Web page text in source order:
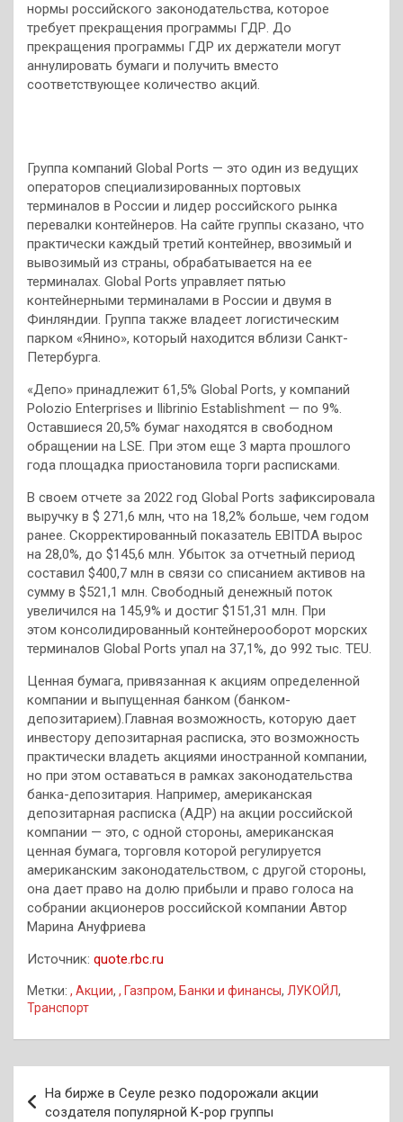
нормы российского законодательства, которое
требует прекращения программы ГДР. До
прекращения программы ГДР их держатели могут
аннулировать бумаги и получить вместо
соответствующее количество акций.
Группа компаний Global Ports — это один из ведущих
операторов специализированных портовых
терминалов в России и лидер российского рынка
перевалки контейнеров. На сайте группы сказано, что
практически каждый третий контейнер, ввозимый и
вывозимый из страны, обрабатывается на ее
терминалах. Global Ports управляет пятью
контейнерными терминалами в России и двумя в
Финляндии. Группа также владеет логистическим
парком «Янино», который находится вблизи Санкт-
Петербурга.
«Депо» принадлежит 61,5% Global Ports, у компаний
Polozio Enterprises и Ilibrinio Establishment — по 9%.
Оставшиеся 20,5% бумаг находятся в свободном
обращении на LSE. При этом еще 3 марта прошлого
года площадка приостановила торги расписками.
В своем отчете за 2022 год Global Ports зафиксировала
выручку в $ 271,6 млн, что на 18,2% больше, чем годом
ранее. Скорректированный показатель EBITDA вырос
на 28,0%, до $145,6 млн. Убыток за отчетный период
составил $400,7 млн в связи со списанием активов на
сумму в $521,1 млн. Свободный денежный поток
увеличился на 145,9% и достиг $151,31 млн. При
этом консолидированный контейнерооборот морских
терминалов Global Ports упал на 37,1%, до 992 тыс. TEU.
Ценная бумага, привязанная к акциям определенной
компании и выпущенная банком (банком-
депозитарием).Главная возможность, которую дает
инвестору депозитарная расписка, это возможность
практически владеть акциями иностранной компании,
но при этом оставаться в рамках законодательства
банка-депозитария. Например, американская
депозитарная расписка (АДР) на акции российской
компании — это, с одной стороны, американская
ценная бумага, торговля которой регулируется
американским законодательством, с другой стороны,
она дает право на долю прибыли и право голоса на
собрании акционеров российской компании Автор
Марина Ануфриева
Источник: quote.rbc.ru
Метки: , Акции, , Газпром, Банки и финансы, ЛУКОЙЛ,
Транспорт
по
На бирже в Сеуле резко подорожали акции
создателя популярной K-pop группы